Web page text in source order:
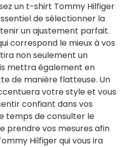
un t-shirt Tommy Hilfiger
de sélectionner la
un ajustement parfait.
correspond le mieux à vos
non seulement un
mettra également en
de manière flatteuse. Un
votre style et vous
confiant dans vos
temps de consulter le
prendre vos mesures afin
Hilfiger qui vous ira